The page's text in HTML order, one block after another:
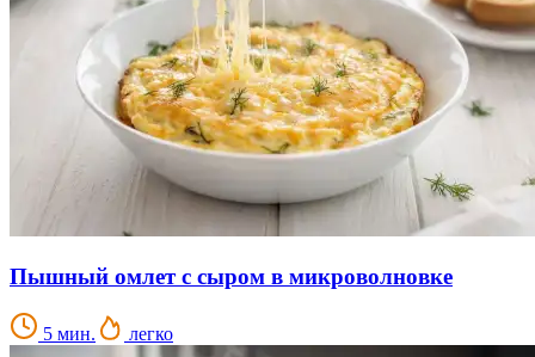
Пышный омлет с сыром в микроволновке
5 мин. легко